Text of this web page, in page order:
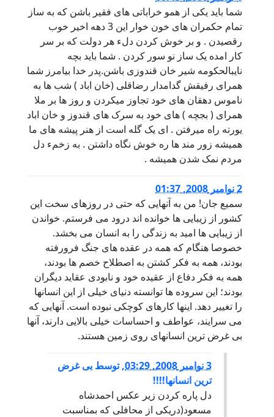
شما باید یکی از همو خراباتی های فقیر باشن که به ساز
تمام حکمران های خون خوار این 3 دهه اخیر خوب
رقصیدن . و بر خوش کردن دلء هر دولت که بر سر
کار امده یک ساز نو سور کردن . شما باید بچه
نایبالحکومه شیر خان قندوزی باشن.پدر خدا بیامرز شما
همرای رفیقش گدامدار رضاقلی (خان اباد ) شب ها به
ناموس دهقان های خود تجاوز میکردن و روز ها بر ملا
همرای ( بجچه ) های خود به سرک های قندوز و خان اباد
یورته راه میرفتن . ای یک گله است از هنر پیشه های ما
همیشه زور مند ها ره خوش نگاه داشتن . به زخمء دل
مردم نمک شدن همیشه .
2 نوامبر 2008, 01:37
سمیع جان! من به آنهایی که حتی در روزهای سخت این
کشور از زیبایی ها خوانده اند درود می فرستم. خواندن
از زیبایی ها امید به زندگی را به انسان می بخشد.
خصوصا هنگام که همه در عقده های جنگ فرورفته
بودند، همه به فکر کشتن به اصطلاح خصم ها بودند،
همه به فکر دفاع از عقیده خود و نابودی عقاید دیگران
بودند؛ این سروده ها توانسته دنیای خیلی از این انسانها
را تغییر دهد. اینها کارهای کوچکی نبوده است. آنهایی که
می سرایند، عواطف و احساسات خیلی بالایی دارند، آنها
بی غرض ترین انسانهای روی زمین هستند.
3 نوامبر 2008, 03:29 ,توسط بی غرض
ترین انسانها!!!!
دل پاره کردن زیر عکس احمدشاه
مسعود(دریکی از محافلی که بمناسبت